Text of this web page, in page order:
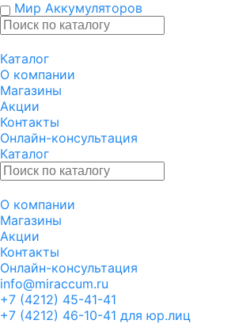
Мир Аккумуляторов
Каталог
О компании
Магазины
Акции
Контакты
Онлайн-консультация
Каталог
О компании
Магазины
Акции
Контакты
Онлайн-консультация
info@miraccum.ru
+7 (4212) 45-41-41
+7 (4212) 46-10-41 для юр.лиц